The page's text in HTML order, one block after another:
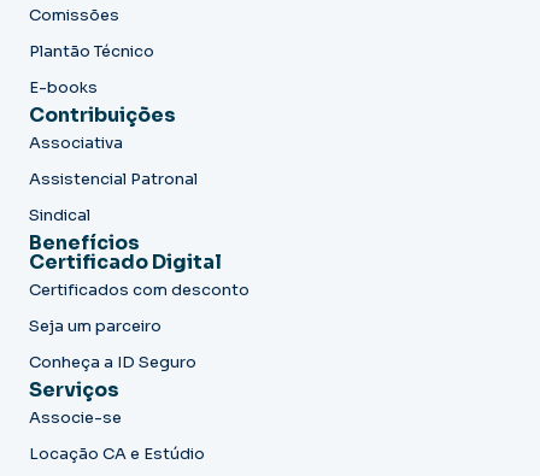
Comissões
Plantão Técnico
E-books
Contribuições
Associativa
Assistencial Patronal
Sindical
Benefícios
Certificado Digital
Certificados com desconto
Seja um parceiro
Conheça a ID Seguro
Serviços
Associe-se
Locação CA e Estúdio